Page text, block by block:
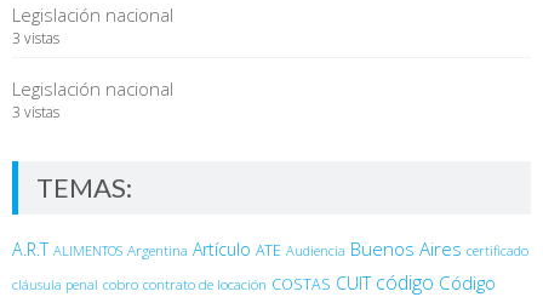
Legislación nacional
3 vistas
Legislación nacional
3 vistas
TEMAS:
A.R.T ALIMENTOS Argentina Artículo ATE Audiencia Buenos Aires certificado
cláusula penal cobro contrato de locación COSTAS CUIT código Código